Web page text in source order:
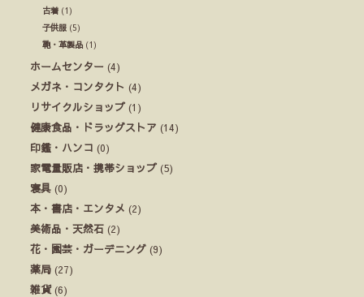
古着 (1)
子供服 (5)
鞄・革製品 (1)
ホームセンター (4)
メガネ・コンタクト (4)
リサイクルショップ (1)
健康食品・ドラッグストア (14)
印鑑・ハンコ (0)
家電量販店・携帯ショップ (5)
寝具 (0)
本・書店・エンタメ (2)
美術品・天然石 (2)
花・園芸・ガーデニング (9)
薬局 (27)
雑貨(6)